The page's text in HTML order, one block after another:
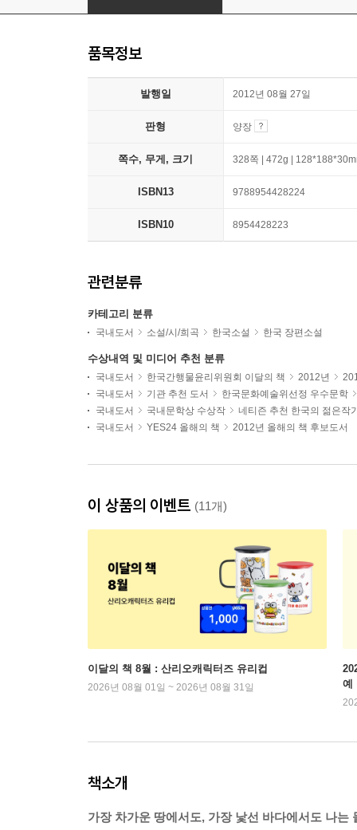
품목정보
발행일 2012년 08월 27일
판형 양장
쪽수, 무게, 크기 328쪽 | 472g |
ISBN13 9788954428224
ISBN10 8954428223
관련분류
카테고리 분류
국내도서 소설/시/희곡 한국소설 한국 장편소설
수상내역 및 미디어 추천 분류
국내도서 한국간행물윤리위원회 이달의 책 2012년
국내도서
기관 추천 도서
한국문화예술위선정 우수문학
국내도서
국내문학상 수상작
네티즌 추천 한국의 젊은작
국내도서
YES24 올해의 책 2012년 올해의 책 후보도서
이 상품의 이벤트 (11개)
이달의 책 8월 : 산리오캐릭터즈 유리컵
2026년 08월 01일 ~ 2026년 08월 31일
예
책소개
가장 차가운 땅에서도, 가장 낯선 바다에서도 나는